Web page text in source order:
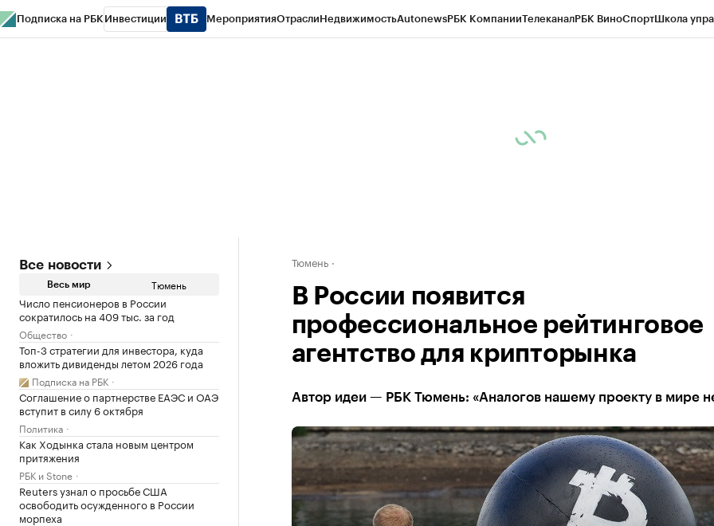
Подписка на РБК Инвестиции МероприятияОтраслиНедвижимостьAutonewsРБК КомпанииТелеканалРБК ВиноСпортШкола
Все новости
Весь мир Тюмень
Число пенсионеров в России
сократилось на 409 тыс. за год
Общество
Топ-3 стратегии для инвестора, куда
вложить дивиденды летом 2026 года
Подписка на РБК
Соглашение о партнерстве ЕАЭС и ОАЭ
вступит в силу 6 октября
Политика
Как Ходынка стала новым центром
притяжения
РБК и Stone
Reuters узнал о просьбе США
освободить осужденного в России
морпеха
Тюмень
В России появится
профессиональное рейтинговое
агентство для крипторынка
Автор идеи — РБК Тюмень: «Аналогов нашему проекту в мире